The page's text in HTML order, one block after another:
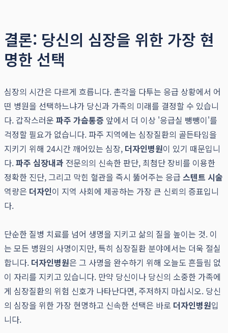
결론: 당신의 심장을 위한 가장 현
명한 선택
심장의 시간은 다르게 흐릅니다. 촌각을 다투는 응급 상황에서 어
떤 병원을 선택하느냐가 당신과 가족의 미래를 결정할 수 있습니
다. 갑작스러운 파주 가슴통증 앞에서 더 이상 '응급실 뺑뺑이'를
걱정할 필요가 없습니다. 파주 지역에는 심장질환의 골든타임을
지키기 위해 24시간 깨어있는 심장, 더자인병원이 있기 때문입니
다.파주 심장내과 전문의의 신속한 판단, 최첨단 장비를 이용한
정확한 진단, 그리고 막힌 혈관을 즉시 뚫어주는 응급 스텐트 시술
역량은 더자인이 지역 사회에 제공하는 가장 큰 신뢰의 증표입니
다.
단순한 질병 치료를 넘어 생명을 지키고 삶의 질을 높이는 것. 이
는 모든 병원의 사명이지만, 특히 심장질환 분야에서는 더욱 절실
합니다. 더자인병원은 그 사명을 완수하기 위해 오늘도 흔들림 없
이 자리를 지키고 있습니다. 만약 당신이나 당신의 소중한 가족에
게 심장질환의 위험 신호가 나타난다면, 주저하지 마십시오. 당신
의 심장을 위한 가장 현명하고 신속한 선택은 바로 더자인병원입
니다.